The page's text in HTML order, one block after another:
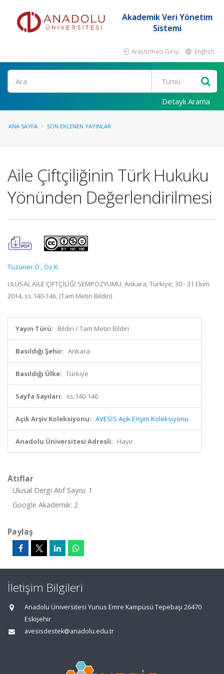
Akademik Veri Yönetim
Sistemi
Araştırmacı Girişi English
Ara
Detaylı Arama
ANA SAYFA SON EKLENEN YAYINLAR
Aile Çiftçiliğinin Türk Hukuku
Yönünden Değerlendirilmesi
Tüzüner Ö.,Öz K.
ULUSAL AİLE ÇİFTÇİLİĞİ SEMPOZYUMU, Ankara, Türkiye, 30 - 31 Ekim
2014, ss.140-146, (Tam Metin Bildiri)
Yayın Türü: Bildiri / Tam Metin Bildiri
Basıldığı Şehir: Ankara
Basıldığı Ülke: Türkiye
Sayfa Sayıları: ss.140-146
Açık Arşiv Koleksiyonu: AVESİS Açık Erişim Koleksiyonu
Anadolu Üniversitesi Adresli: Hayır
Atıflar
Ulusal Dergi Atıf Sayısı: 1
Google Akademik: 2
Paylaş
İletişim Bilgileri
Anadolu Üniversitesi Yunus Emre Kampüsü Tepebaşı 26470
Eskişehir
avesisdestek@anadolu.edu.tr